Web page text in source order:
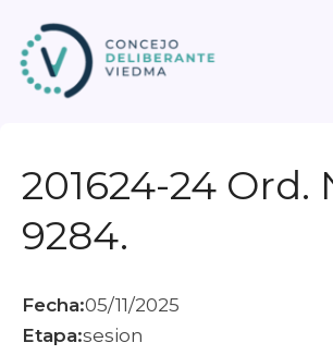
contenido
201624-24 Ord.
9284.
Fecha:05/11/2025
Etapa:sesion